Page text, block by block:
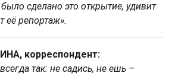
сделано это открытие, удивит
её репортаж».
корреспондент:
так: не садись, не ешь –